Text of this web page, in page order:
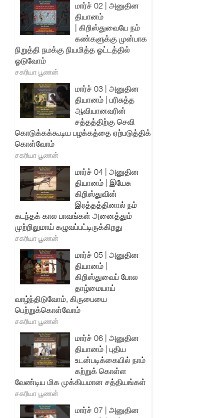
மார்ச் 02 | அனுதின
தியானம்
| கிறிஸ்துவையே நம்
கண்களுக்கு முன்பாக
நிறுத்தி நமக்கு நியமித்த ஓட்டத்தில்
ஓடுவோம்
சகரியா பூணன்
மார்ச் 03 | அனுதின
தியானம் | பரிசுத்த
ஆவியானவரின்
சத்தத்திற்கு செவி
கொடுக்கக்கூடிய பழக்கத்தை ஏற்படுத்திக்
கொள்வோம்
சகரியா பூணன்
மார்ச் 04 | அனுதின
தியானம் | இயேசு
கிறிஸ்துவின்
இரத்தத்தினால் நம்
கடந்தக் கால பாவங்கள் அனைத்தும்
முற்றிலுமாய் கழுவப்பட்டிருக்கிறது
சகரியா பூணன்
மார்ச் 05 | அனுதின
தியானம் |
கிறிஸ்துவைப் போல
தாழ்மையாய்
வாழ்ந்திடுவோம், கிருபையை
பெற்றுக்கொள்வோம்
சகரியா பூணன்
மார்ச் 06 | அனுதின
தியானம் | புதிய
உடன்படிக்கையில் நாம்
கற்றுக் கொள்ள
வேண்டிய மிக முக்கியமான சத்தியங்கள்
சகரியா பூணன்
மார்ச் 07 | அனுதின